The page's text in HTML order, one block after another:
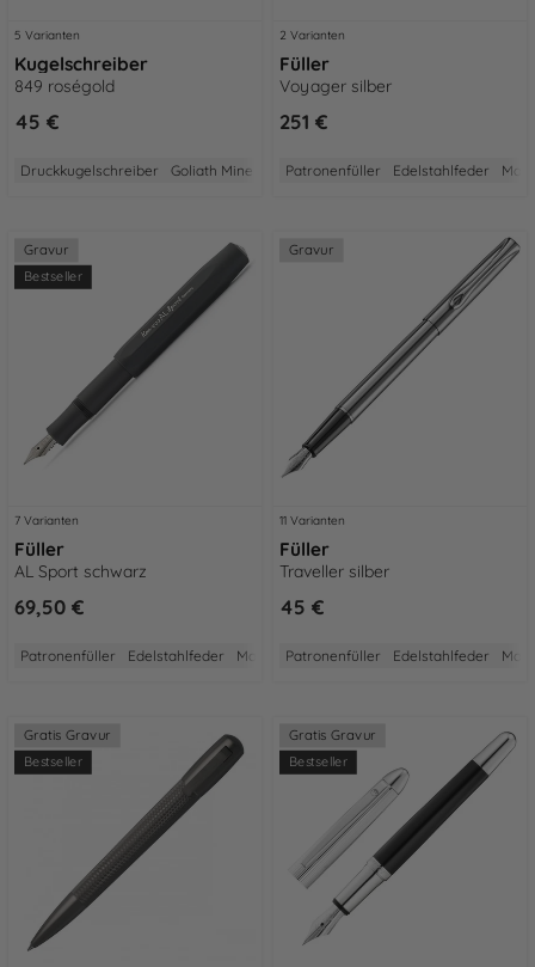
5 Varianten
Kugelschreiber
849 roségold
45 €
Druckkugelschreiber Goliath Mine Made in Switzerland 2 Jahre Garantie
2 Varianten
Füller
Voyager silber
251 €
Patronenfüller Edelstahlfeder
Gravur
Bestseller
7 Varianten
Füller
AL Sport schwarz
69,50 €
Patronenfüller Edelstahlfeder Made in Germany 2 Jahre Garantie Aus
Gravur
11 Varianten
Füller
Traveller silber
45 €
Patronenfüller Edelstahlfeder
Gratis Gravur
Bestseller
Gratis Gravur
Bestseller